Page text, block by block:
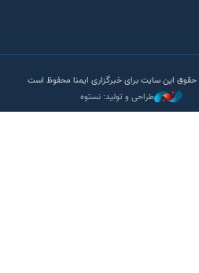
حقوق این سایت برای خبرگزاری ایمنا محفوظ است
طراحی و تولید: نستوه